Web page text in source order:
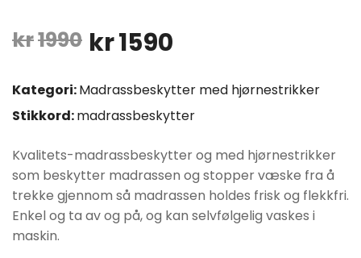
kr1990 Opprinnelig
pris
var:
kr1990.
kr1590
pris
er:
kr1590.
Kategori:Madrassbeskytter med hjørnestrikker
Stikkord:madrassbeskytter
Kvalitets-madrassbeskytter og med hjørnestrikker
som beskytter madrassen og stopper væske fra å
trekke gjennom så madrassen holdes frisk og flekkfri.
Enkel og ta av og på, og kan selvfølgelig vaskes i
maskin.